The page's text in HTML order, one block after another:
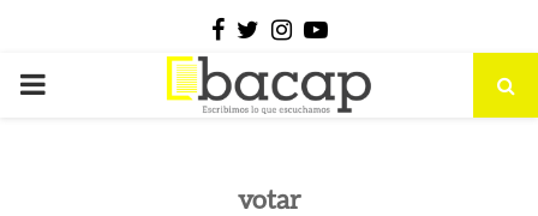
Facebook
Twitter
Instagram
Youtube
PRIMARY
votar